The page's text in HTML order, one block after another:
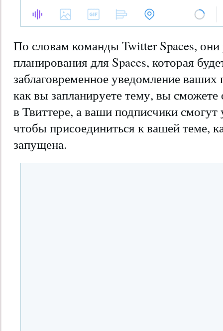
По словам команды Twitter Spaces,
планирования для Spaces, которая
заблаговременное уведомление
как вы запланируете тему, вы сможете
в Твиттере, а ваши подписчики
чтобы присоединиться к вашей теме,
запущена.